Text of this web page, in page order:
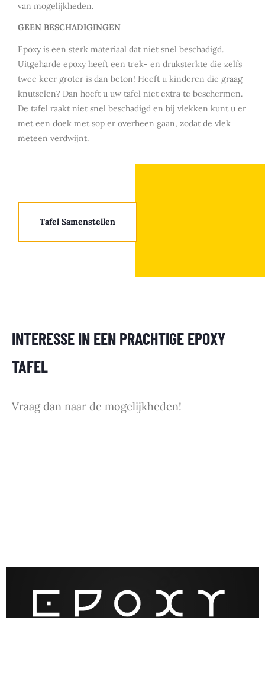
van mogelijkheden.
GEEN BESCHADIGINGEN
Epoxy is een sterk materiaal dat niet snel beschadigd.
Uitgeharde epoxy heeft een trek- en druksterkte die zelfs
twee keer groter is dan beton! Heeft u kinderen die graag
knutselen? Dan hoeft u uw tafel niet extra te beschermen.
De tafel raakt niet snel beschadigd en bij vlekken kunt u er
met een doek met sop er overheen gaan, zodat de vlek
meteen verdwijnt.
Tafel Samenstellen
INTERESSE IN EEN PRACHTIGE EPOXY
TAFEL
Vraag dan naar de mogelijkheden!